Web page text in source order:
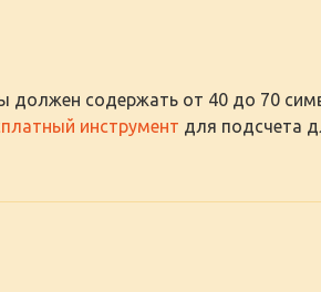
должен содержать от 40 до 70
инструмент для подсчета